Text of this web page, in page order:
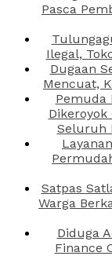
Pasca
Ilegal,
Dugaan
Mencuat,
Pemuda
Seluruh
Satpas
Warga
Diduga
Finance